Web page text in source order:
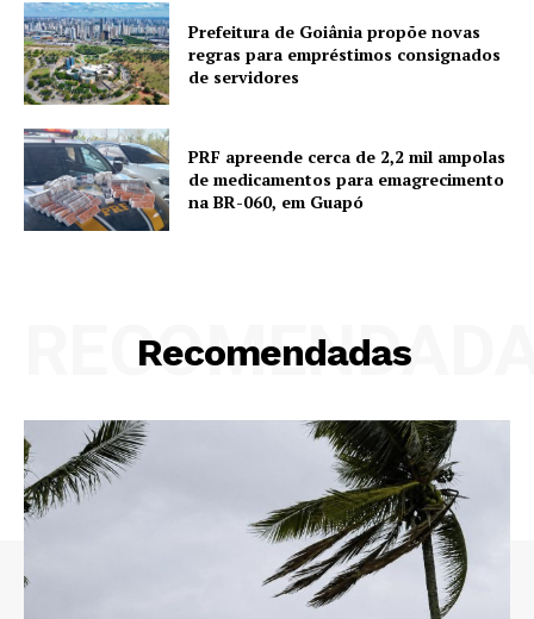
Prefeitura de Goiânia propõe novas
regras para empréstimos consignados
de servidores
PRF apreende cerca de 2,2 mil ampolas
de medicamentos para emagrecimento
na BR-060, em Guapó
Recomendadas